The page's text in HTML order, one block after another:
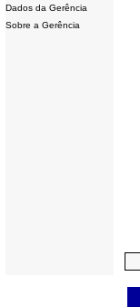
Dados da Gerência
Sobre a Gerência